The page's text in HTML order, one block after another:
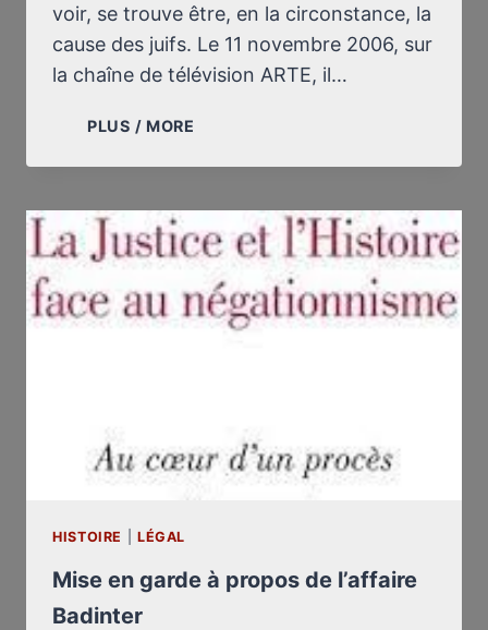
voir, se trouve être, en la circonstance, la
cause des juifs. Le 11 novembre 2006, sur
la chaîne de télévision ARTE, il…
PLUS / MORE
BADINTER
DÉFENDRE
D’UN
ASSASSINAT
DES
JUIFS
HISTOIRE LÉGAL
Mise en garde à propos de l’affaire
Badinter